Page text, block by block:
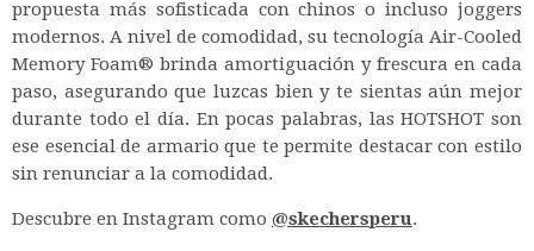
propuesta más sofisticada con chinos o incluso joggers
modernos. A nivel de comodidad, su tecnología Air-Cooled
Memory Foam® brinda amortiguación y frescura en cada
paso, asegurando que luzcas bien y te sientas aún mejor
durante todo el día. En pocas palabras, las HOTSHOT son
ese esencial de armario que te permite destacar con estilo
sin renunciar a la comodidad.
Descubre en Instagram como @skechersperu.